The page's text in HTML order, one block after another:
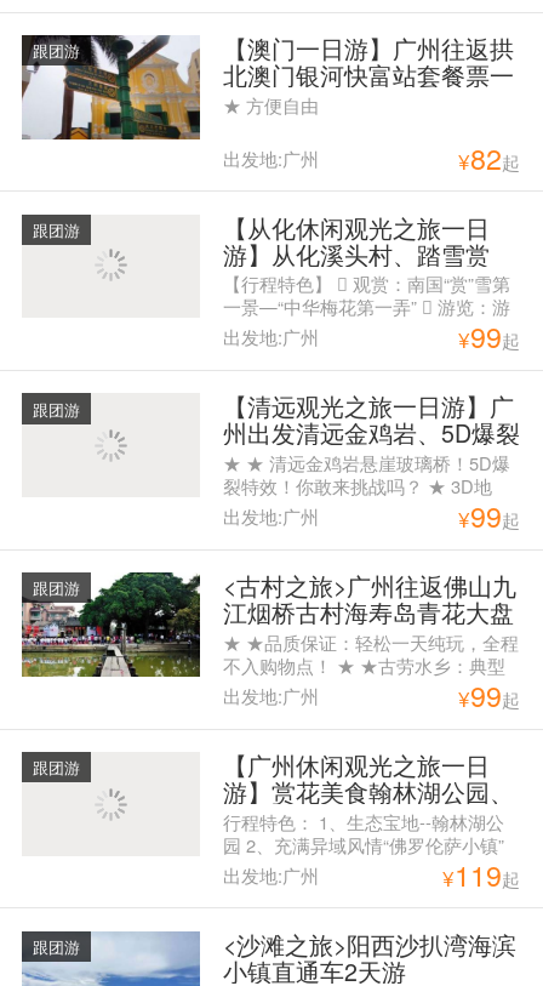
跟团游 【澳门一日游】广州往返拱
北澳门银河快富站套餐票一
天游
★ 方便自由
出发地:广州 ¥82起
跟团游 【从化休闲观光之旅一日
游】从化溪头村、踏雪赏
梅、徒步任摘水果一天游
【行程特色】  观赏：南国“赏”雪第
一景—“中华梅花第一弄”  游览：游
广州最美乡村——溪头古村  尝鲜：
时令水果、任摘、任吃 上车点：
8:00教育路（地铁公园前D出口）
8：45花都人民公园西门 下车点： 纪
念堂、花都人民公园
出发地:广州 ¥99起
跟团游 【清远观光之旅一日游】广
州出发清远金鸡岩、5D爆裂
惊魂玻璃桥、金鸡玻璃平
台、屋顶摩天轮、野战直通
车一天跟团游
★ ★ 清远金鸡岩悬崖玻璃桥！5D爆
裂特效！你敢来挑战吗？ ★ 3D地
画，身似处在万丈悬崖，拍照首选 ★
俄罗斯马术表演，策马奔腾，观赏俄
罗斯骑手高难度马术动作 ★ 金鸡岩
内金芝仙洞,是一个地下溶洞,形成于
太古时期 ★ 清远网红新项目——悬
崖荡秋千，呐喊喷泉
出发地:广州 ¥99起
跟团游 <古村之旅>广州往返佛山九
江烟桥古村海寿岛青花大盘
宴纯玩一天跟团游，赏岭南
风情，品桌桌有鱼大盆菜
★ ★品质保证：轻松一天纯玩，全程
不入购物点！ ★ ★古劳水乡：典型
岭南风情。看夏荷盛开，体会水乡人
家！ ★ ★吴家大院：既让人心情愉
悦又能感受古迹文化又能文艺拍照的
好地方！！！ ★ ★烟桥古村：岭南
传统建筑，河水清澈碧绿，两岸的竹
林茂盛； ★ ★饕餮盛宴：桌桌有
鱼，不怕不好味，就怕你吃太多！
出发地:广州 ¥99起
跟团游 【广州休闲观光之旅一日
游】赏花美食翰林湖公园、
充满异域风情的佛罗伦萨小
镇、北区渔村纯玩一天游
行程特色： 1、生态宝地--翰林湖公
园 2、充满异域风情“佛罗伦萨小镇”
3、南海最后一个纯渔民村落“北区渔
村” 上车点： 08：00海珠广场华厦大
酒店旁边中国银行门口（海珠广场地
铁站F出口） 07：30天河城南门（体
育西地铁C出口）
出发地:广州 ¥119起
跟团游 <沙滩之旅>阳西沙扒湾海滨
小镇直通车2天游